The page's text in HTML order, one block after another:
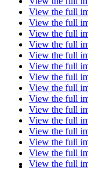
View the full
View the full
View the full
View the full
View the full
View the full
View the full
View the full
View the full
View the full
View the full
View the full
View the full
View the full
View the full